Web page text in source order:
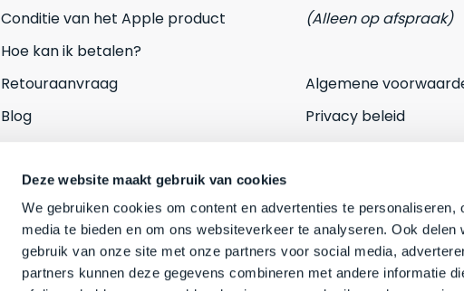
Deze website maakt gebruik van cookies
We gebruiken cookies om content en advertenties te personaliseren,
media te bieden en om ons websiteverkeer te analyseren. Ook delen
gebruik van onze site met onze partners voor social media,
partners kunnen deze gegevens combineren met andere informatie
Conditie van het Apple product
Hoe kan ik betalen?
Retouraanvraag
Blog
(Alleen op afspraak)
Algemene
Privacy beleid